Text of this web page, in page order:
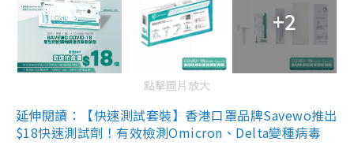
+2
點擊圖片放大
延伸閱讀：【快速測試套裝】香港口罩品牌Savewo推出
$18快速測試劑！有效檢測Omicron、Delta變種病毒